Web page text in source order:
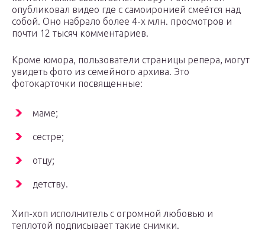
опубликовал видео где с самоиронией смеётся над
собой. Оно набрало более 4-х млн. просмотров и
почти 12 тысяч комментариев.
Кроме юмора, пользователи страницы репера, могут
увидеть фото из семейного архива. Это
фотокарточки посвященные:
маме;
сестре;
отцу;
детству.
Хип-хоп исполнитель с огромной любовью и
теплотой подписывает такие снимки.